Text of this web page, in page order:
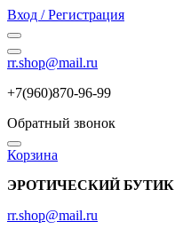
Вход / Регистрация
rr.shop@mail.ru
+7(960)870-96-99
Обратный звонок
Корзина
ЭРОТИЧЕСКИЙ БУТИК
rr.shop@mail.ru